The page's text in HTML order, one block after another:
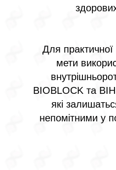
Для практичної
мети
BIOBLOCK та
які
непомітними у